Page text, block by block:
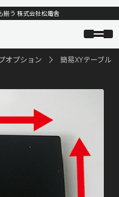
揃う 株式会社松電舎
オプション 簡易XYテーブル